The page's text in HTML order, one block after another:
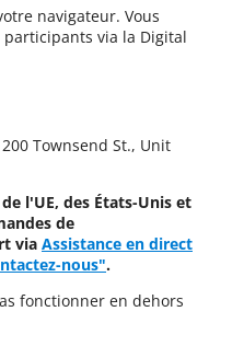
navigateur. Vous
via la Digital
Townsend St., Unit
l'UE, des États-Unis et
de
via Assistance en direct
nous".
fonctionner en dehors